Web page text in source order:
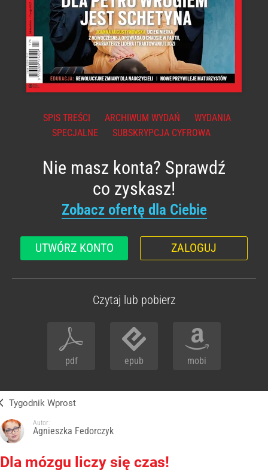
SPIS TREŚCI ARCHIWUM WYDAŃ
WYDANIA
SPECJALNE
SUBSKRYPCJA CYFROWA
Nie masz konta? Sprawdź
co zyskasz!
Zobacz ofertę dla Ciebie
UTWÓRZ KONTO ZALOGUJ
Czytaj lub pobierz
pdf epub mobi
Tygodnik Wprost
Autor:
Agnieszka Fedorczyk
Dla mózgu liczy się czas!